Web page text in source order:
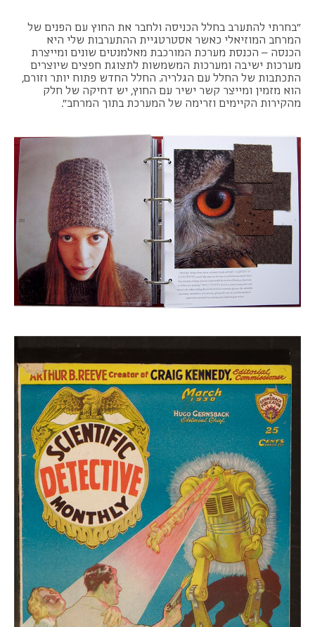
"בחרתי להתערב בחלל הכניסה ולחבר את החוץ עם הפנים של
המרחב המוזיאלי כאשר אסטרטגיית ההתערבות שלי היא
הכנסה – הכנסת מערכת המורכבת מאלמנטים שונים ומייצרת
מערכות ישיבה ומערכות המשמשות לתצוגת חפצים שיוצרים
התכתבות של החלל עם הגלריה. החלל החדש פתוח יותר וזורם,
הוא מזמין ומייצר קשר ישיר עם החוץ, יש דחיקה של חלק
מהקירות הקיימים וזרימה של המערכת בתוך המרחב".